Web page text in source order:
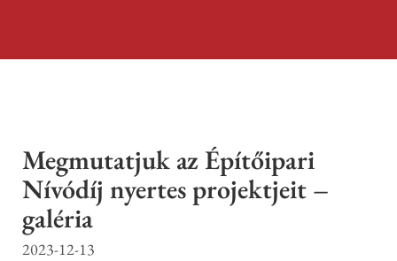
Megmutatjuk az Építőipari
Nívódíj nyertes projektjeit –
galéria
2023-12-13